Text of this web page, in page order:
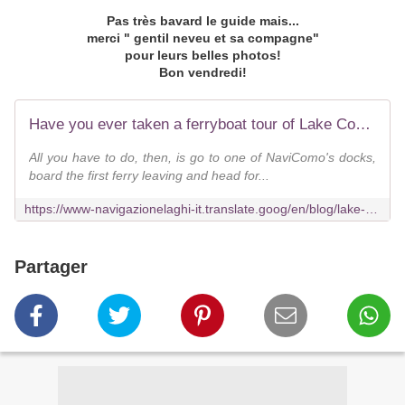
Pas très bavard le guide mais...
merci " gentil neveu et sa compagne"
pour leurs belles photos!
Bon vendredi!
Have you ever taken a ferryboat tour of Lake Como's lovely villages?
All you have to do, then, is go to one of NaviComo's docks,
board the first ferry leaving and head for...
Partager